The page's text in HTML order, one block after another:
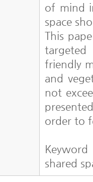
of mind
space
This
friendly
and
not
order to
Keyword
shared